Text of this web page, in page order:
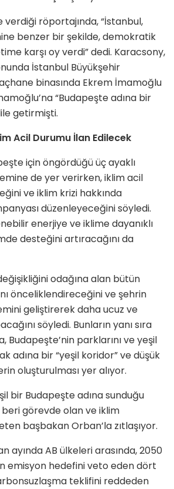
verdiği röportajında, “İstanbul,
benzer bir şekilde, demokratik
karşı oy verdi” dedi. Karacsony,
İstanbul Büyükşehir
binasında Ekrem İmamoğlu
“Budapeşte adına bir
getirmişti.
Acil Durumu İlan Edilecek
için öngördüğü üç ayaklı
de yer verirken, iklim acil
ve iklim krizi hakkında
düzenleyeceğini söyledi.
enerjiye ve iklime dayanıklı
desteğini artıracağını da
odağına alan bütün
önceliklendireceğini ve şehrin
geliştirerek daha ucuz ve
söyledi. Bunların yanı sıra
Budapeşte’nin parklarını ve yeşil
adına bir “yeşil koridor” ve düşük
oluşturulması yer alıyor.
bir Budapeşte adına sunduğu
beri görevde olan ve iklim
başbakan Orban’la zıtlaşıyor.
ayında AB ülkeleri arasında, 2050
emisyon hedefini veto eden dört
teklifini reddeden